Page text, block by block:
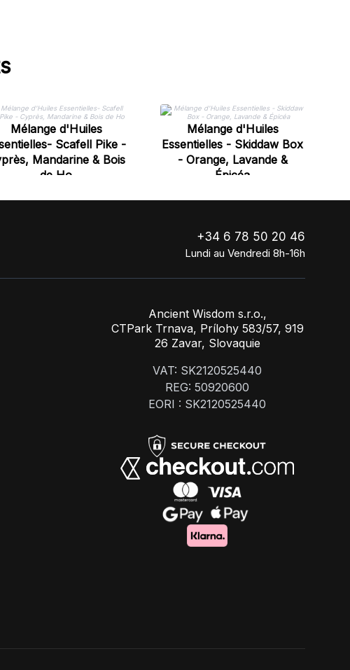
Mélange d'Huiles
Scafell Pike -
Mandarine & Bois
de Ho
Mélange d'Huiles
Essentielles - Skiddaw Box
- Orange, Lavande &
Épicéa
+34 6 78 50 20 46
Lundi au Vendredi 8h-16h
Ancient Wisdom s.r.o.,
CTPark Trnava, Prílohy 583/57, 919
26 Zavar, Slovaquie
VAT: SK2120525440
REG: 50920600
EORI : SK2120525440